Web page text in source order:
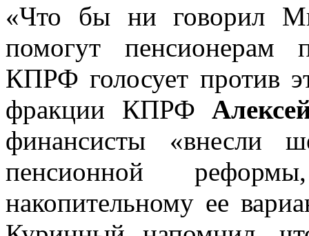
«Что бы ни говорил
помогут пенсионерам
КПРФ голосует против
фракции КПРФ
финансисты «внесли
пенсионной
накопительному ее